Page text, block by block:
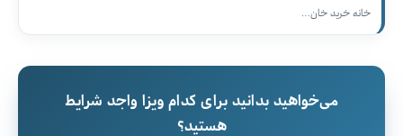
خانه خرید خان…
می‌خواهید بدانید برای کدام ویزا واجد شرایط
هستید؟